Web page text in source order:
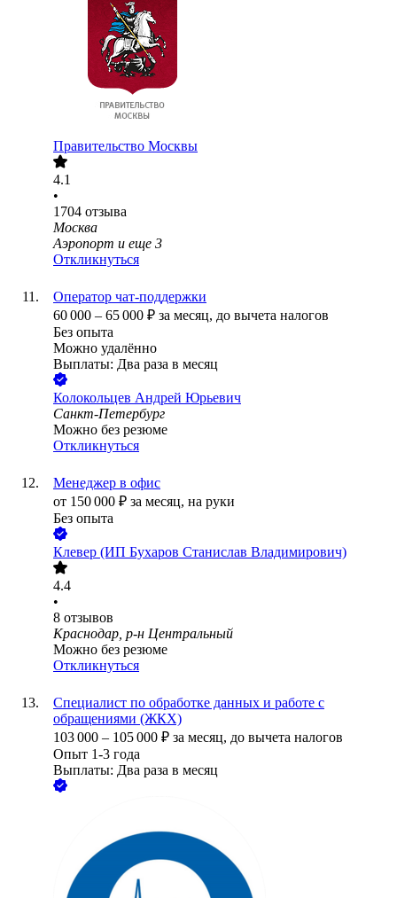
Правительство Москвы
4.1
•
1704 отзыва
Москва
Аэропорт и еще 3
Откликнуться
Оператор чат-поддержки
60 000 – 65 000 ₽ за месяц, до вычета налогов
Без опыта
Можно удалённо
Выплаты: Два раза в месяц
Колокольцев Андрей Юрьевич
Санкт-Петербург
Можно без резюме
Откликнуться
Менеджер в офис
от 150 000 ₽ за месяц, на руки
Без опыта
Клевер (ИП Бухаров Станислав Владимирович)
4.4
•
8 отзывов
Краснодар, р-н Центральный
Можно без резюме
Откликнуться
Специалист по обработке данных и работе с
обращениями (ЖКХ)
103 000 – 105 000 ₽ за месяц, до вычета налогов
Опыт 1-3 года
Выплаты: Два раза в месяц